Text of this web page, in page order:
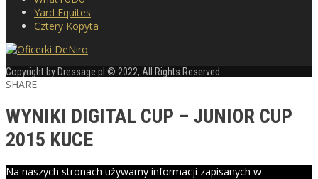
Yard Equites
Cztery Kopyta
Copyright by Dressage.pl © 2022, All Rights Reserved.
SHARE
WYNIKI DIGITAL CUP – JUNIOR CUP
2015 KUCE
Na naszych stronach używamy informacji zapisanych w